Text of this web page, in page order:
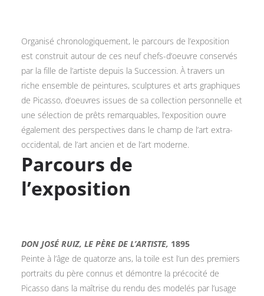
Organisé chronologiquement, le parcours de l’exposition
est construit autour de ces neuf chefs-d’oeuvre conservés
par la fille de l’artiste depuis la Succession. À travers un
riche ensemble de peintures, sculptures et arts graphiques
de Picasso, d’oeuvres issues de sa collection personnelle et
une sélection de prêts remarquables, l’exposition ouvre
également des perspectives dans le champ de l’art extra-
occidental, de l’art ancien et de l’art moderne.
Parcours de
l’exposition
DON JOSÉ RUIZ, LE PÈRE DE L’ARTISTE, 1895
Peinte à l’âge de quatorze ans, la toile est l’un des premiers
portraits du père connus et démontre la précocité de
Picasso dans la maîtrise du rendu des modelés par l’usage